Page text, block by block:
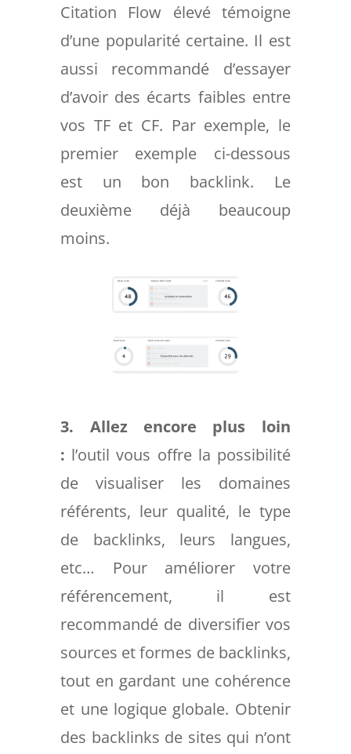
Citation Flow élevé témoigne
d’une popularité certaine. Il est
aussi recommandé d’essayer
d’avoir des écarts faibles entre
vos TF et CF. Par exemple, le
premier exemple ci-dessous
est un bon backlink. Le
deuxième déjà beaucoup
moins.
3. Allez encore plus loin
: l’outil vous offre la possibilité
de visualiser les domaines
référents, leur qualité, le type
de backlinks, leurs langues,
etc… Pour améliorer votre
référencement, il est
recommandé de diversifier vos
sources et formes de backlinks,
tout en gardant une cohérence
et une logique globale. Obtenir
des backlinks de sites qui n’ont